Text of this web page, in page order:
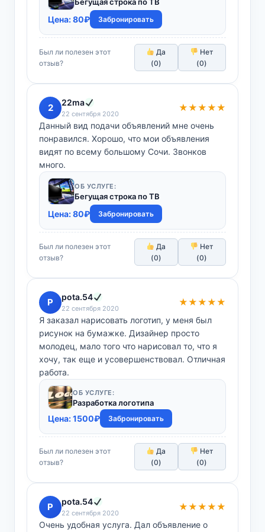
Бегущая строка по ТВ
Цена:80₽ Забронировать
Был ли полезен этот
отзыв?
Да
(0)
Нет
(0)
2 22ma
22 сентября 2020
★★★★★
Данный вид подачи объявлений мне очень
понравился. Хорошо, что мои объявления
видят по всему большому Сочи. Звонков
много.
ОБ УСЛУГЕ:
Бегущая строка по ТВ
Цена:80₽ Забронировать
Был ли полезен этот
отзыв?
Да
(0)
Нет
(0)
P pota.54
22 сентября 2020
★★★★★
Я заказал нарисовать логотип, у меня был
рисунок на бумажке. Дизайнер просто
молодец, мало того что нарисовал то, что я
хочу, так еще и усовершенствовал. Отличная
работа.
ОБ УСЛУГЕ:
Разработка логотипа
Цена:1500₽ Забронировать
Был ли полезен этот
отзыв?
Да
(0)
Нет
(0)
P pota.54
22 сентября 2020
★★★★★
Очень удобная услуга. Дал объявление о